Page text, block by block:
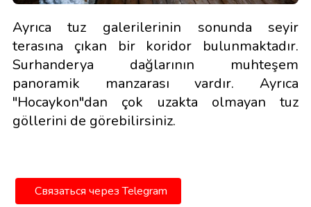
Ayrıca tuz galerilerinin sonunda seyir
terasına çıkan bir koridor bulunmaktadır.
Surhanderya dağlarının muhteşem
panoramik manzarası vardır. Ayrıca
"Hocaykon"dan çok uzakta olmayan tuz
göllerini de görebilirsiniz.
Связаться через Telegram